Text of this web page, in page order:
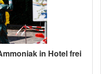
in Hotel frei